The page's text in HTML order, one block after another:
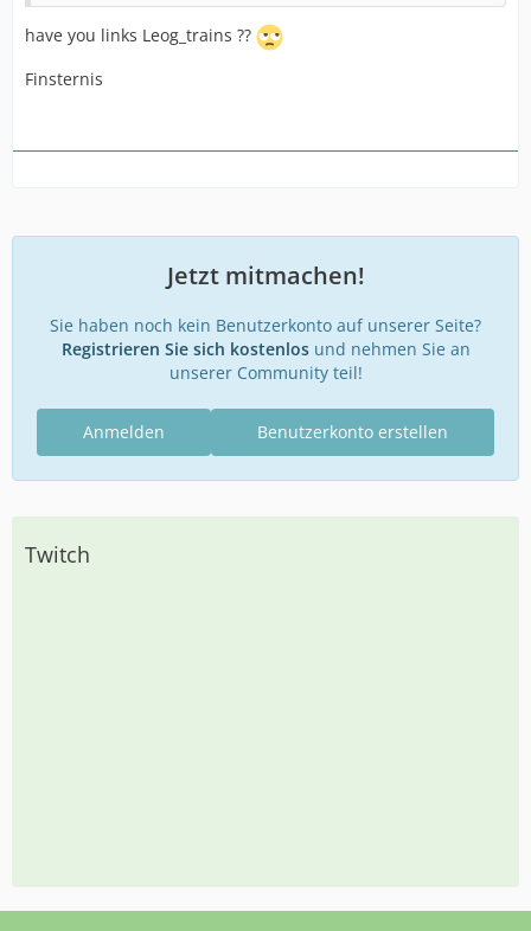
have you links Leog_trains ??
Finsternis
Jetzt mitmachen!
Sie haben noch kein Benutzerkonto auf unserer Seite?
Registrieren Sie sich kostenlosund nehmen Sie an
unserer Community teil!
Benutzerkonto erstellen
Anmelden
Twitch